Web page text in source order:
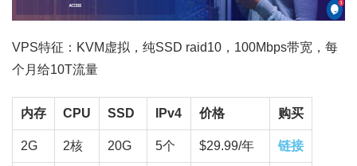
VPS特征：KVM虚拟，纯SSD raid10，100Mbps带宽，每
个月给10T流量
内存 CPU SSD IPv4 价格 购买
2G 2核 20G 5个 $29.99/年 链接